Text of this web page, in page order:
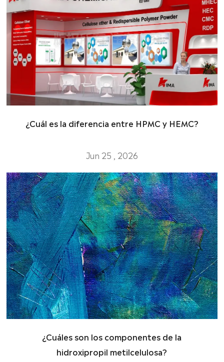
¿Cuál es la diferencia entre HPMC y HEMC?
Jun 25 , 2026
¿Cuáles son los componentes de la
hidroxipropil metilcelulosa?